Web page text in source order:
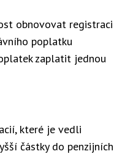
obnovovat registraci
poplatku
zaplatit jednou
které je vedli
částky do penzijních